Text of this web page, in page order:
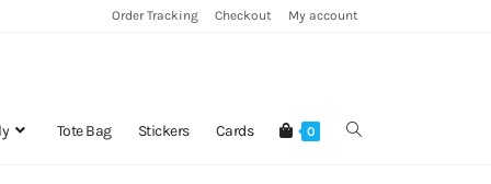
Order Tracking Checkout My account
Tote Bag Stickers Cards 0